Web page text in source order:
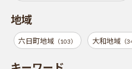
地域
六日町地域（103） 大和地域（